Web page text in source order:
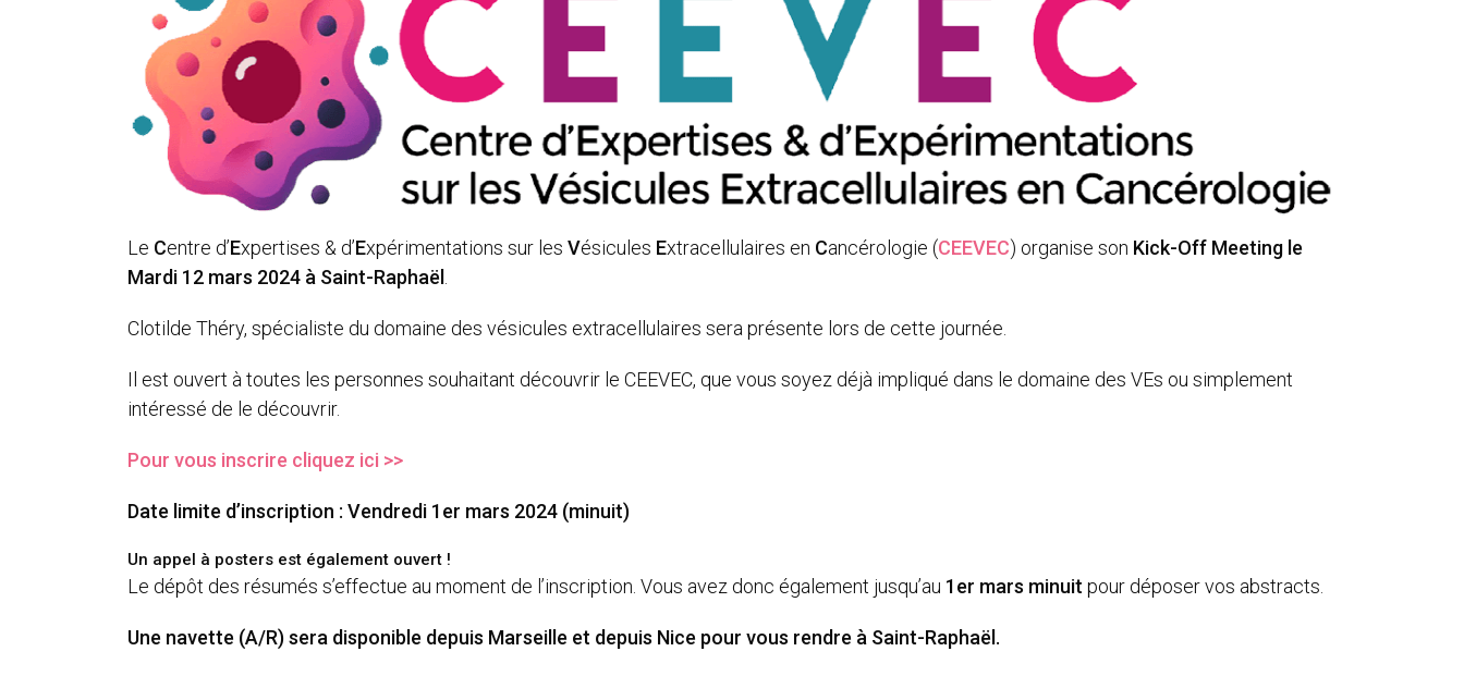
Le Centre d’Expertises & d’Expérimentations sur les Vésicules Extracellulaires en Cancérologie (CEEVEC) organise son Kick-Off Meeting le
Mardi 12 mars 2024 à Saint-Raphaël
Clotilde Théry, spécialiste du domaine des vésicules extracellulaires sera présente lors de cette journée.
Il est ouvert à toutes les personnes souhaitant découvrir le CEEVEC, que vous soyez déjà impliqué dans le domaine des VEs ou simplement
intéressé de le découvrir.
Pour vous inscrire cliquez ici >>
Date limite d’inscription : Vendredi 1er mars 2024 (minuit)
Un appel à posters est également ouvert !
Le dépôt des résumés s’effectue au moment de l’inscription. Vous avez donc également jusqu’au 1er mars minuit pour déposer vos abstracts.
Une navette (A/R) sera disponible depuis Marseille et depuis Nice pour vous rendre à Saint-Raphaël.